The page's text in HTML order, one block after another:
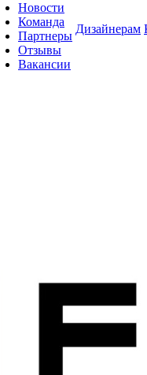
Новости
Команда
Партнеры
Отзывы
Вакансии
Дизайнерам